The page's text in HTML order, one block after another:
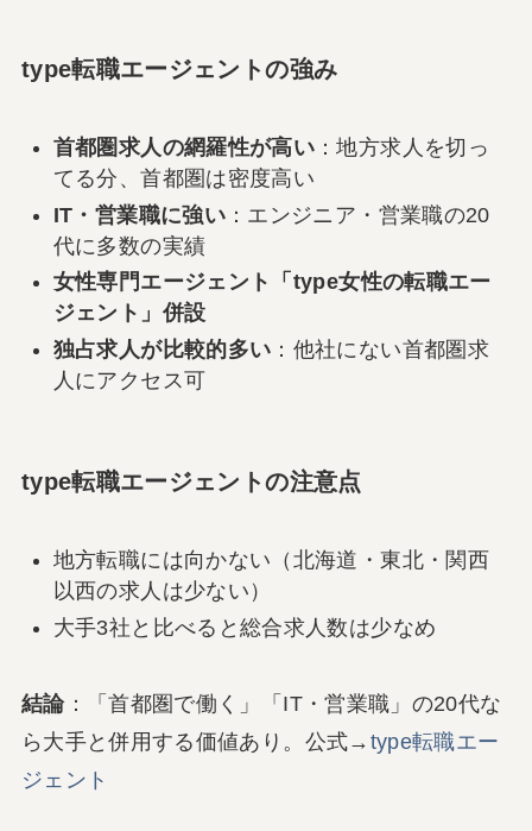
type転職エージェントの強み
首都圏求人の網羅性が高い ：地方求人を切っ
てる分、首都圏は密度高い
IT・営業職に強い ：エンジニア・営業職の20
代に多数の実績
女性専門エージェント「type女性の転職エー
ジェント」併設
独占求人が比較的多い ：他社にない首都圏求
人にアクセス可
type転職エージェントの注意点
地方転職には向かない（北海道・東北・関西
以西の求人は少ない）
大手3社と比べると総合求人数は少なめ
結論：「首都圏で働く」「IT・営業職」の20代な
ら大手と併用する価値あり。公式→ type転職エー
ジェント